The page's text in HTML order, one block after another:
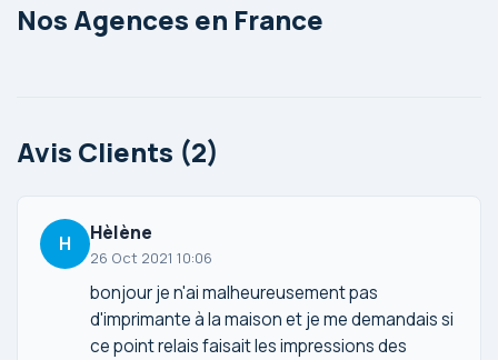
Nos Agences en France
Avis Clients (2)
H Hèlène
26 Oct 2021 10:06
bonjour je n'ai malheureusement pas
d'imprimante à la maison et je me demandais si
ce point relais faisait les impressions des